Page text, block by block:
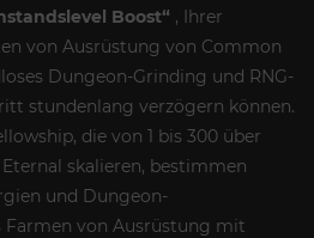
Boost“ , Ihrer
von Ausrüstung von Common
Dungeon-Grinding und RNG-
stundenlang verzögern können.
die von 1 bis 300 über
skalieren, bestimmen
und Dungeon-
Farmen von Ausrüstung mit